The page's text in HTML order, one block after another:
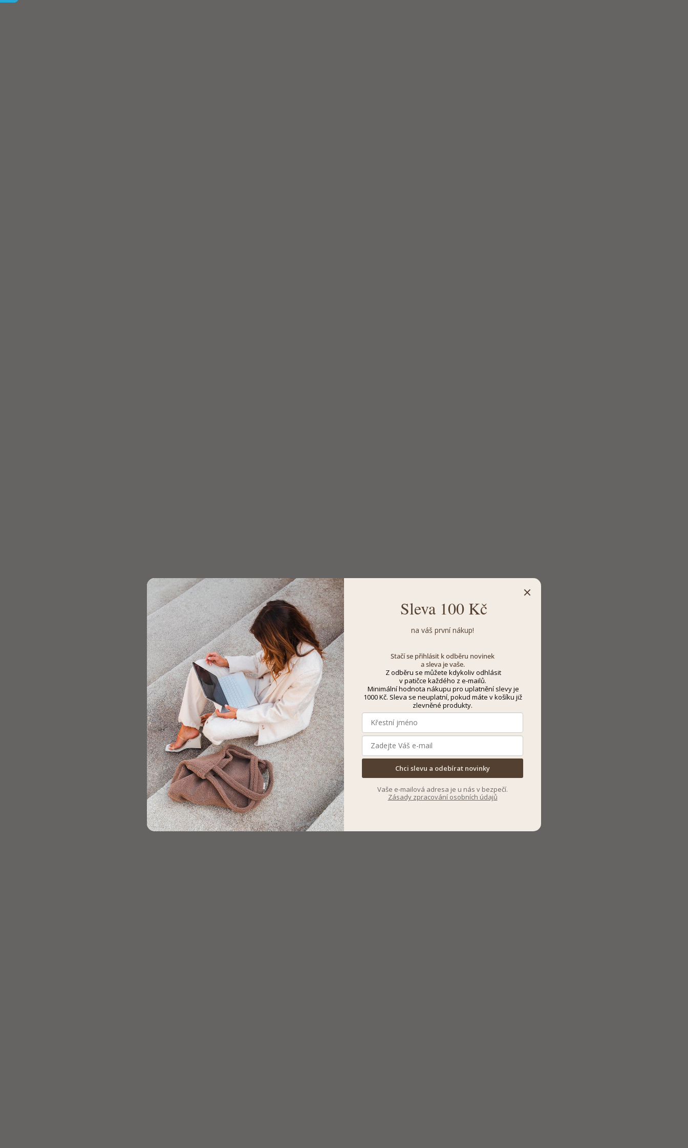
Sleva 100 Kč
na váš první nákup!
Stačí se přihlásit k odběru novinek
a sleva je vaše.
Z odběru se můžete kdykoliv odhlásit
v patičce každého z e-mailů.
Minimální hodnota nákupu pro uplatnění slevy je
1000 Kč. Sleva se neuplatní, pokud máte v košíku již
zlevněné produkty.
Chci slevu a odebírat novinky
Vaše e-mailová adresa je u nás v bezpečí.
Zásady zpracování osobních údajů